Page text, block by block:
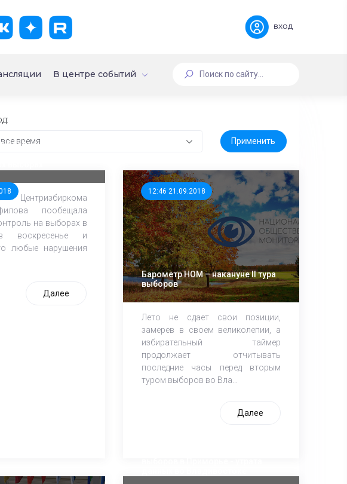
вход
В центре событий
время
пообещала
Центризбиркома
пообещала
на выборах в
воскресенье и
любые нарушения
Далее
12:46 21.09.2018
Барометр НОМ – накануне II тура
выборов
Лето не сдает свои позиции,
замерев в своем великолепии, а
избирательный таймер
продолжает отчитывать
последние часы перед вторым
туром выборов во Вла...
Далее